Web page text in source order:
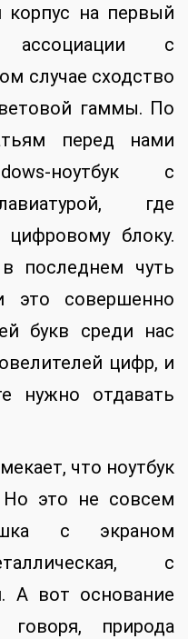
на первый
ассоциации с
случае сходство
гаммы. По
перед нами
ноутбук с
где
блоку.
последнем чуть
это совершенно
букв среди нас
цифр, и
нужно отдавать
что ноутбук
это не совсем
с экраном
с
А вот основание
говоря, природа